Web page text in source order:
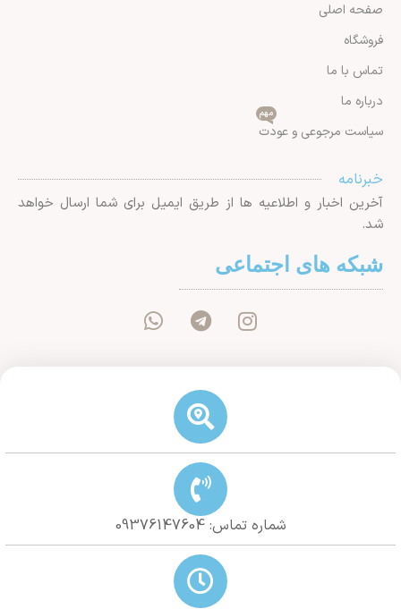
صفحه اصلی
فروشگاه
تماس با ما
درباره ما
سیاست مرجوعی و عودت
مهم
خبرنامه
آخرین اخبار و اطلاعیه ها از طریق ایمیل برای شما ارسال خواهد
شد.
شبکه های اجتماعی
شماره تماس: 09376147604